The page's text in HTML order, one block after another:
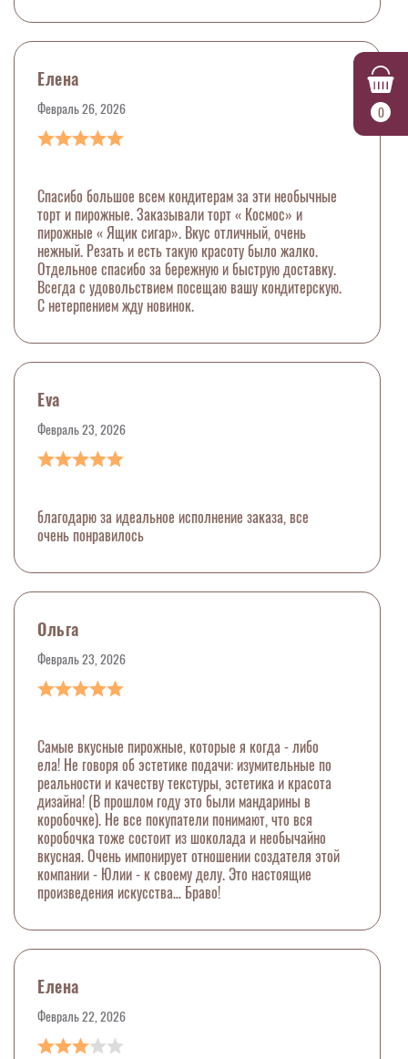
0
Елена
Февраль 26, 2026
Спасибо большое всем кондитерам за эти необычные
торт и пирожные. Заказывали торт « Космос» и
пирожные « Ящик сигар». Вкус отличный, очень
нежный. Резать и есть такую красоту было жалко.
Отдельное спасибо за бережную и быструю доставку.
Всегда с удовольствием посещаю вашу кондитерскую.
С нетерпением жду новинок.
Eva
Февраль 23, 2026
благодарю за идеальное исполнение заказа, все
очень понравилось
Ольга
Февраль 23, 2026
Самые вкусные пирожные, которые я когда - либо
ела! Не говоря об эстетике подачи: изумительные по
реальности и качеству текстуры, эстетика и красота
дизайна! (В прошлом году это были мандарины в
коробочке). Не все покупатели понимают, что вся
коробочка тоже состоит из шоколада и необычайно
вкусная. Очень импонирует отношении создателя этой
компании - Юлии - к своему делу. Это настоящие
произведения искусства… Браво!
Елена
Февраль 22, 2026